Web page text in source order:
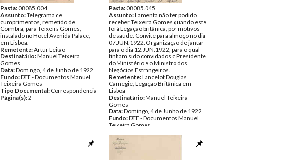
Pasta:08085.004
Assunto:Telegrama de
cumprimentos, remetido de
Coimbra, para Teixeira Gomes,
instalado no Hotel Avenida Palace,
em Lisboa.
Remetente:Artur Leitão
Destinatário:Manuel Teixeira
Gomes
Data:Domingo, 4 de Junho de 1922
Fundo:DTE - Documentos Manuel
Teixeira Gomes
Tipo Documental: Correspondencia
Página(s):2
Pasta:08085.045
Assunto:Lamenta não ter podido
receber Teixeira Gomes quando este
foi à Legação britânica, por motivos
de saúde. Convite para almoço no dia
07.JUN.1922. Organização de jantar
para o dia 12.JUN.1922, para o qual
tinham sido convidados o Presidente
do Ministério e o Ministro dos
Negócios Estrangeiros.
Remetente:Lancelot Douglas
Carnegie, Legação Britânica em
Lisboa
Destinatário:Manuel Teixeira
Gomes
Data:Domingo, 4 de Junho de 1922
Fundo:DTE - Documentos Manuel
Teixeira Gomes
Página(s):